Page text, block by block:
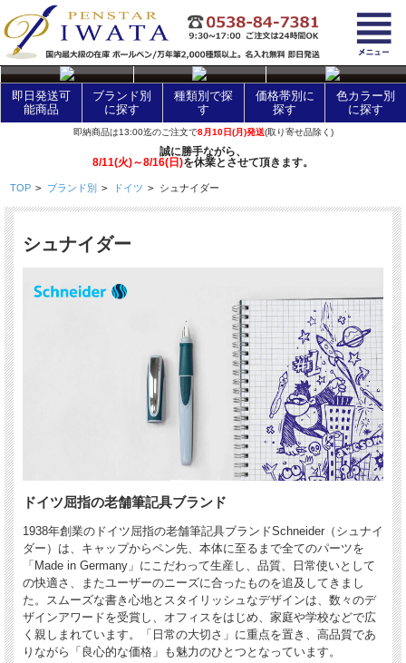
layer Control
即日発送可
能商品
ブランド別
に探す
種類別で探
す
価格帯別に
探す
色カラー別
に探す
即納商品は13:00迄のご注文で8月10日(月)発送(取り寄せ品除く)
誠に勝手ながら、
8/11(火)～8/16(日)を休業とさせて頂きます。
TOP > ブランド別 > ドイツ > シュナイダー
シュナイダー
ドイツ屈指の老舗筆記具ブランド
1938年創業のドイツ屈指の老舗筆記具ブランドSchneider（シュナイ
ダー）は、キャップからペン先、本体に至るまで全てのパーツを
「Made in Germany」にこだわって生産し、品質、日常使いとして
の快適さ、またユーザーのニーズに合ったものを追及してきまし
た。スムーズな書き心地とスタイリッシュなデザインは、数々のデ
ザインアワードを受賞し、オフィスをはじめ、家庭や学校などで広
く親しまれています。「日常の大切さ」に重点を置き、高品質であ
りながら「良心的な価格」も魅力のひとつとなっています。